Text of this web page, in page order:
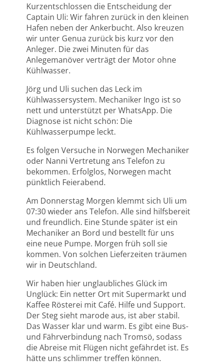
Kurzentschlossen die Entscheidung der
Captain Uli: Wir fahren zurück in den kleinen
Hafen neben der Ankerbucht. Also kreuzen
wir unter Genua zurück bis kurz vor den
Anleger. Die zwei Minuten für das
Anlegemanöver verträgt der Motor ohne
Kühlwasser.
Jörg und Uli suchen das Leck im
Kühlwassersystem. Mechaniker Ingo ist so
nett und unterstützt per WhatsApp. Die
Diagnose ist nicht schön: Die
Kühlwasserpumpe leckt.
Es folgen Versuche in Norwegen Mechaniker
oder Nanni Vertretung ans Telefon zu
bekommen. Erfolglos, Norwegen macht
pünktlich Feierabend.
Am Donnerstag Morgen klemmt sich Uli um
07:30 wieder ans Telefon. Alle sind hilfsbereit
und freundlich. Eine Stunde später ist ein
Mechaniker an Bord und bestellt für uns
eine neue Pumpe. Morgen früh soll sie
kommen. Von solchen Lieferzeiten träumen
wir in Deutschland.
Wir haben hier unglaubliches Glück im
Unglück: Ein netter Ort mit Supermarkt und
Kaffee Rösterei mit Café. Hilfe und Support.
Der Steg sieht marode aus, ist aber stabil.
Das Wasser klar und warm. Es gibt eine Bus-
und Fährverbindung nach Tromsö, sodass
die Abreise mit Flügen nicht gefährdet ist. Es
hätte uns schlimmer treffen können.